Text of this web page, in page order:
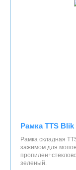
Рамка TTS Blik
Рамка cкладная
зажимом для
зеленый.